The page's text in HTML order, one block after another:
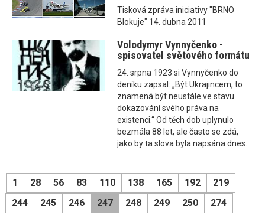
Tisková zpráva iniciativy "BRNO
Blokuje" 14. dubna 2011
Volodymyr Vynnyčenko -
spisovatel světového formátu
24. srpna 1923 si Vynnyčenko do
deníku zapsal: „Být Ukrajincem, to
znamená být neustále ve stavu
dokazování svého práva na
existenci.“ Od těch dob uplynulo
bezmála 88 let, ale často se zdá,
jako by ta slova byla napsána dnes.
1 28 56 83 110 138 165 192
219
244
245 246 247 248 249 250 274